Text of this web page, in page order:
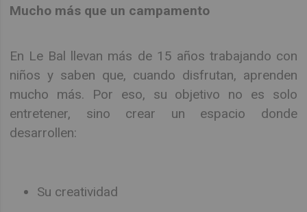
Mucho más que un campamento
En Le Bal llevan más de 15 años trabajando con
niños y saben que, cuando disfrutan, aprenden
mucho más. Por eso, su objetivo no es solo
entretener, sino crear un espacio donde
desarrollen:
Su creatividad